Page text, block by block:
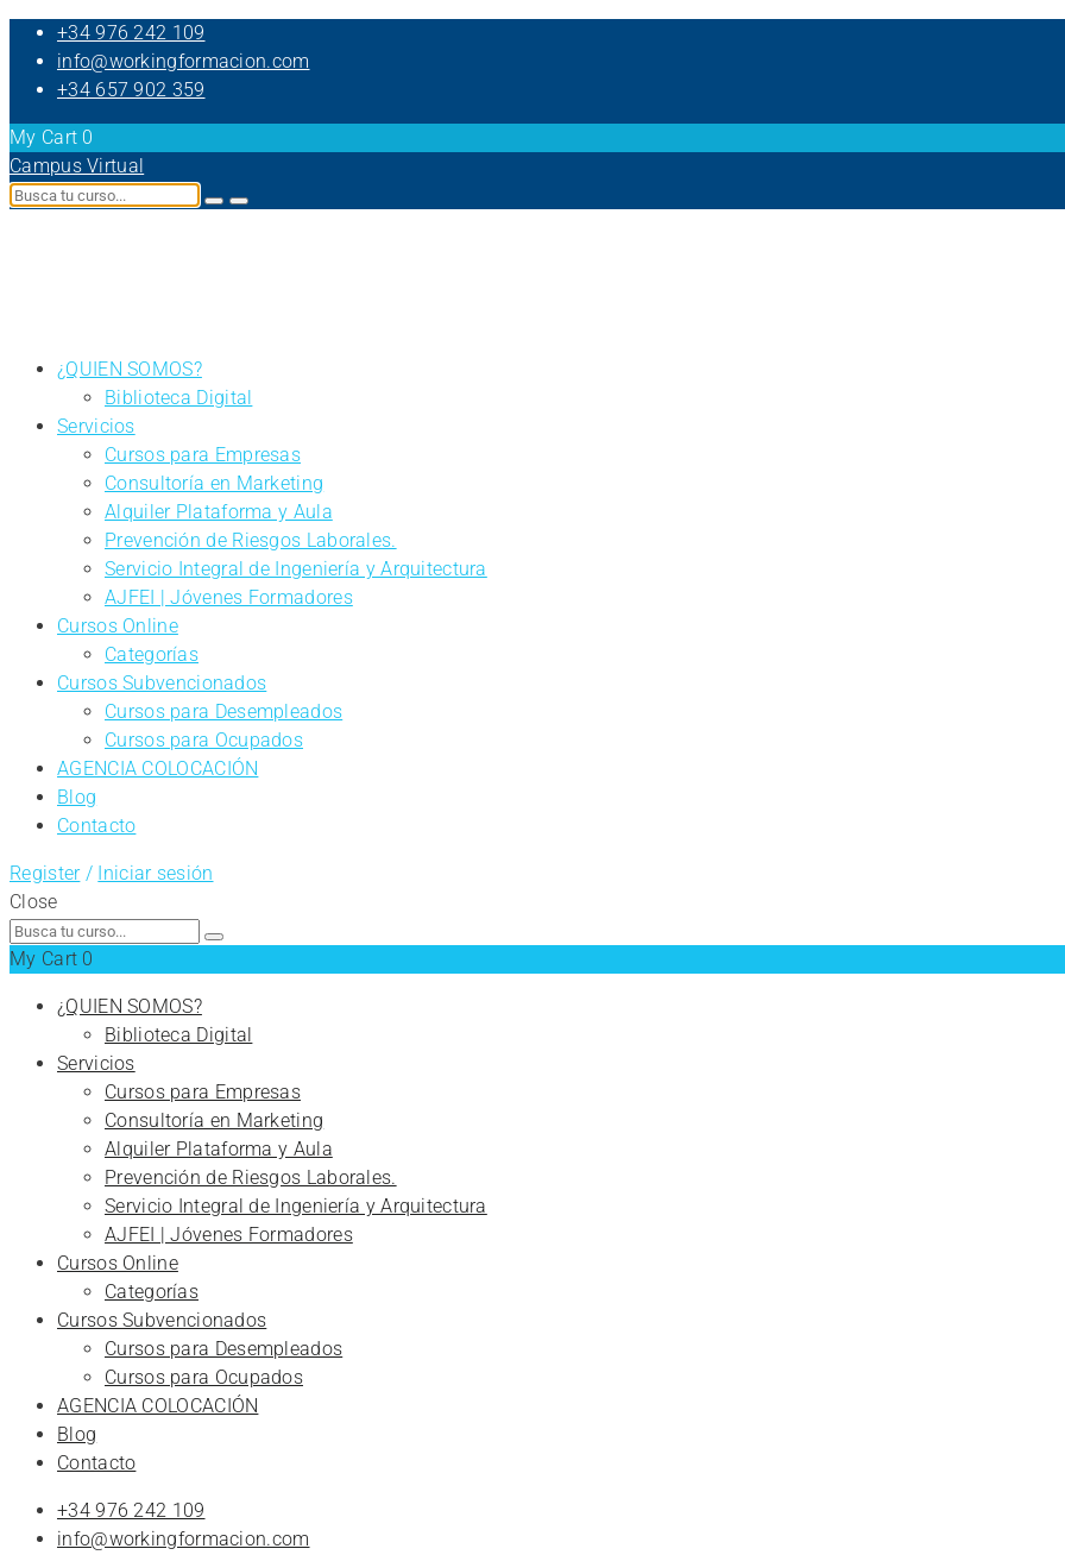
+34 976 242 109
info@workingformacion.com
+34 657 902 359
My Cart 0
Campus Virtual
¿QUIEN SOMOS?
Biblioteca Digital
Servicios
Cursos para Empresas
Consultoría en Marketing
Alquiler Plataforma y Aula
Prevención de Riesgos Laborales.
Servicio Integral de Ingeniería y Arquitectura
AJFEI | Jóvenes Formadores
Cursos Online
Categorías
Cursos Subvencionados
Cursos para Desempleados
Cursos para Ocupados
AGENCIA COLOCACIÓN
Blog
Contacto
Register/ Iniciar sesión
Close
Search
for:
My Cart 0
¿QUIEN SOMOS?
Biblioteca Digital
Servicios
Cursos para Empresas
Consultoría en Marketing
Alquiler Plataforma y Aula
Prevención de Riesgos Laborales.
Servicio Integral de Ingeniería y Arquitectura
AJFEI | Jóvenes Formadores
Cursos Online
Categorías
Cursos Subvencionados
Cursos para Desempleados
Cursos para Ocupados
AGENCIA COLOCACIÓN
Blog
Contacto
+34 976 242 109
info@workingformacion.com